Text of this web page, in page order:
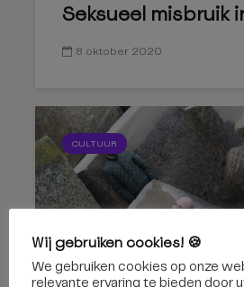
Seksueel misbruik
8 oktober 2020
CULTUUR
Slagwerk Den
Wij gebruiken cookies! 🍪
We gebruiken cookies op onze
relevante ervaring te bieden door